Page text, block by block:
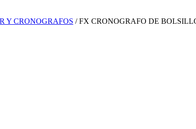
Y CRONOGRAFOS / FX CRONOGRAFO DE